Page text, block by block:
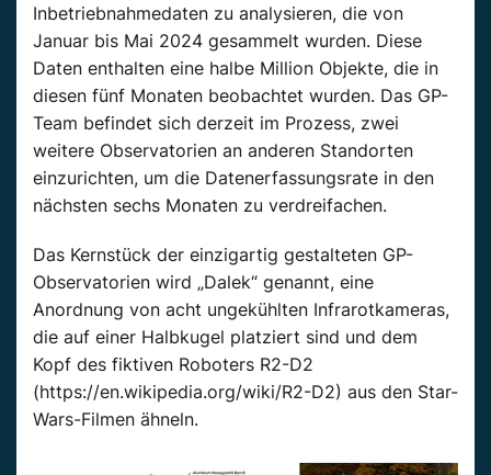
Inbetriebnahmedaten zu analysieren, die von
Januar bis Mai 2024 gesammelt wurden. Diese
Daten enthalten eine halbe Million Objekte, die in
diesen fünf Monaten beobachtet wurden. Das GP-
Team befindet sich derzeit im Prozess, zwei
weitere Observatorien an anderen Standorten
einzurichten, um die Datenerfassungsrate in den
nächsten sechs Monaten zu verdreifachen.
Das Kernstück der einzigartig gestalteten GP-
Observatorien wird „Dalek“ genannt, eine
Anordnung von acht ungekühlten Infrarotkameras,
die auf einer Halbkugel platziert sind und dem
Kopf des fiktiven Roboters R2-D2
(https://en.wikipedia.org/wiki/R2-D2) aus den Star-
Wars-Filmen ähneln.